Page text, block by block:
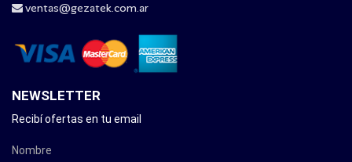
ventas@gezatek.com.ar
NEWSLETTER
Recibí ofertas en tu email